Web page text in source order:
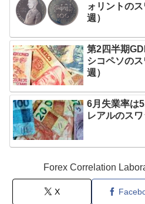
ォリントの
週）
第2四半期
シコペソの
週）
6月失業率
レアルのス
Forex Correlation
X